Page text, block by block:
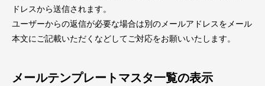
ドレスから送信されます。
ユーザーからの返信が必要な場合は別のメールアドレスをメール
本文にご記載いただくなどしてご対応をお願いいたします。
メールテンプレートマスタ一覧の表示